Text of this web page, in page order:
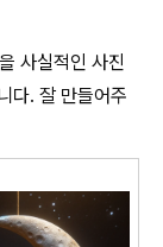
사실적인 사진
다. 잘 만들어주